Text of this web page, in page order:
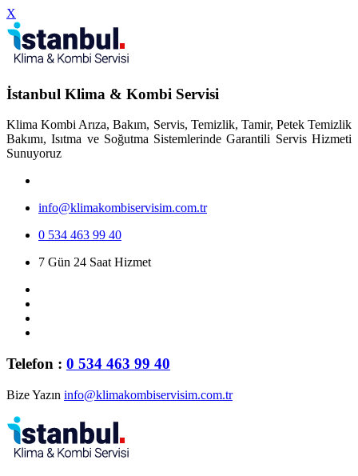
X
İstanbul Klima & Kombi Servisi
Klima Kombi Arıza, Bakım, Servis, Temizlik, Tamir, Petek Temizlik
Bakımı, Isıtma ve Soğutma Sistemlerinde Garantili Servis Hizmeti
Sunuyoruz
info@klimakombiservisim.com.tr
0 534 463 99 40
7 Gün 24 Saat Hizmet
Telefon : 0 534 463 99 40
Bize Yazın info@klimakombiservisim.com.tr